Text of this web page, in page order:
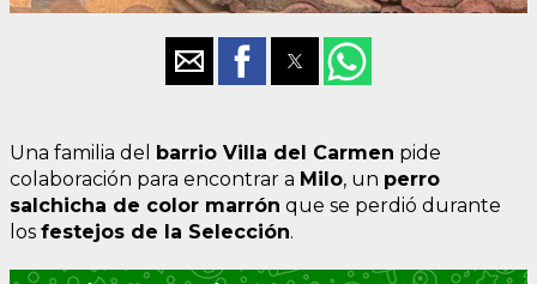
Una familia del barrio Villa del Carmen pide
colaboración para encontrar a Milo, un perro
salchicha de color marrón que se perdió durante
los festejos de la Selección.